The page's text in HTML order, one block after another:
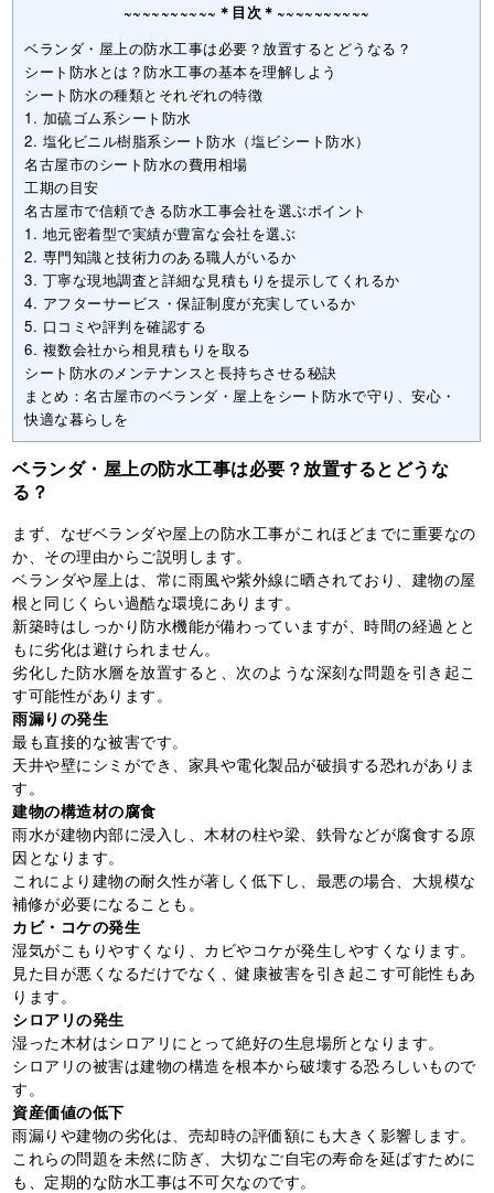
~~~~~~~~~~＊目次＊~~~~~~~~~~
ベランダ・屋上の防水工事は必要？放置するとどうなる？
シート防水とは？防水工事の基本を理解しよう
シート防水の種類とそれぞれの特徴
1. 加硫ゴム系シート防水
2. 塩化ビニル樹脂系シート防水（塩ビシート防水）
名古屋市のシート防水の費用相場
工期の目安
名古屋市で信頼できる防水工事会社を選ぶポイント
1. 地元密着型で実績が豊富な会社を選ぶ
2. 専門知識と技術力のある職人がいるか
3. 丁寧な現地調査と詳細な見積もりを提示してくれるか
4. アフターサービス・保証制度が充実しているか
5. 口コミや評判を確認する
6. 複数会社から相見積もりを取る
シート防水のメンテナンスと長持ちさせる秘訣
まとめ：名古屋市のベランダ・屋上をシート防水で守り、安心・
快適な暮らしを
ベランダ・屋上の防水工事は必要？放置するとどうな
る？
まず、なぜベランダや屋上の防水工事がこれほどまでに重要なの
か、その理由からご説明します。
ベランダや屋上は、常に雨風や紫外線に晒されており、建物の屋
根と同じくらい過酷な環境にあります。
新築時はしっかり防水機能が備わっていますが、時間の経過とと
もに劣化は避けられません。
劣化した防水層を放置すると、次のような深刻な問題を引き起こ
す可能性があります。
雨漏りの発生
最も直接的な被害です。
天井や壁にシミができ、家具や電化製品が破損する恐れがありま
す。
建物の構造材の腐食
雨水が建物内部に浸入し、木材の柱や梁、鉄骨などが腐食する原
因となります。
これにより建物の耐久性が著しく低下し、最悪の場合、大規模な
補修が必要になることも。
カビ・コケの発生
湿気がこもりやすくなり、カビやコケが発生しやすくなります。
見た目が悪くなるだけでなく、健康被害を引き起こす可能性もあ
ります。
シロアリの発生
湿った木材はシロアリにとって絶好の生息場所となります。
シロアリの被害は建物の構造を根本から破壊する恐ろしいもので
す。
資産価値の低下
雨漏りや建物の劣化は、売却時の評価額にも大きく影響します。
これらの問題を未然に防ぎ、大切なご自宅の寿命を延ばすために
も、定期的な防水工事は不可欠なのです。